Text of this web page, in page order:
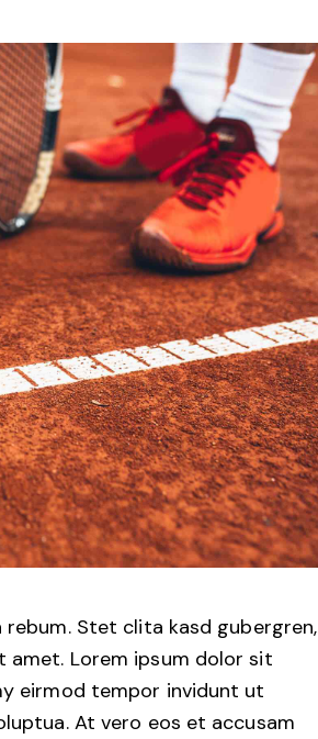
Stet clita kasd gubergren,
amet. Lorem ipsum dolor sit
eirmod tempor invidunt ut
At vero eos et accusam